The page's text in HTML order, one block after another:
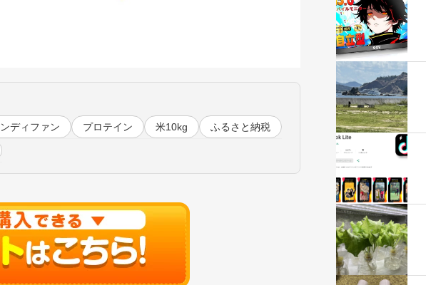
ディファン プロテイン 米10kg ふるさと納税